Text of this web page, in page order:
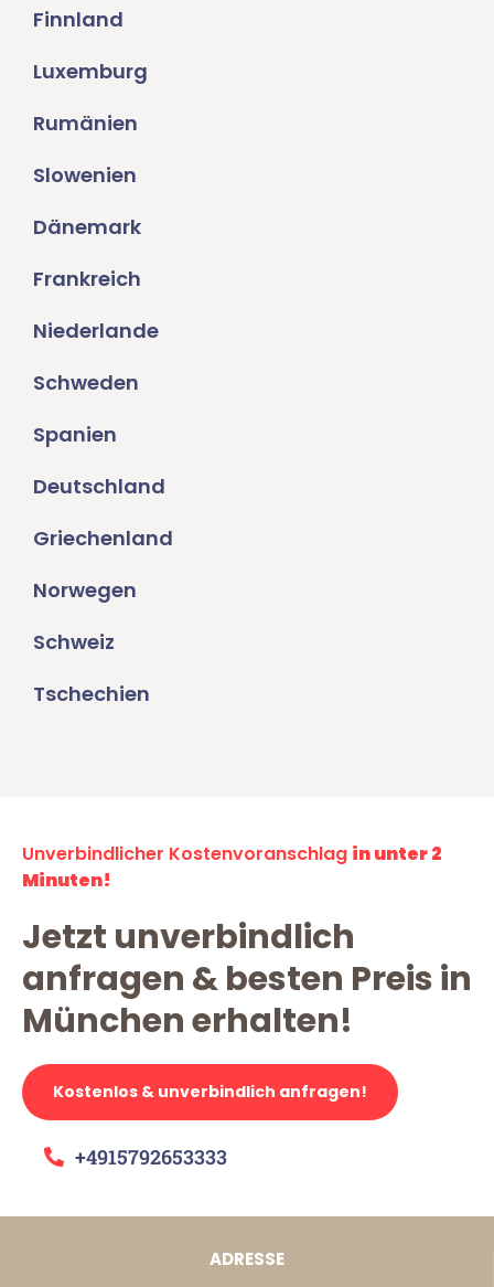
Finnland
Luxemburg
Rumänien
Slowenien
Dänemark
Frankreich
Niederlande
Schweden
Spanien
Deutschland
Griechenland
Norwegen
Schweiz
Tschechien
Unverbindlicher Kostenvoranschlag in unter 2
Minuten!
Jetzt unverbindlich
anfragen & besten Preis in
München erhalten!
Kostenlos & unverbindlich anfragen!
+4915792653333
ADRESSE